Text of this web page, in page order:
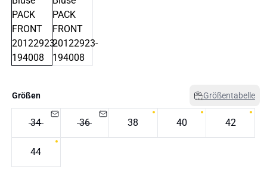
Größen Größentabelle
34 36 38 40 42
44